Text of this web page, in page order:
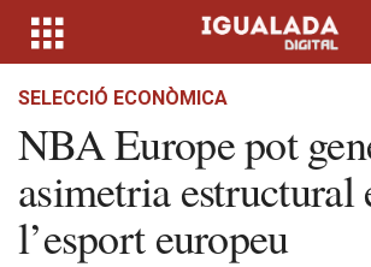
SELECCIÓ ECONÒMICA
NBA Europe pot
asimetria estructural
l’esport europeu